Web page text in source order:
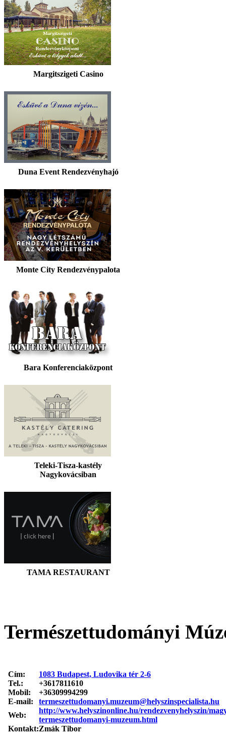
Margitszigeti Casino
Duna Event Rendezvényhajó
Monte City Rendezvénypalota
Bara Konferenciaközpont
Teleki-Tisza-kastély
Nagykovácsiban
TAMA RESTAURANT
Természettudományi
Cím:
1083 Budapest, Ludovika tér 2-6
Tel.:
+3617811610
Mobil:
+36309994299
E-mail:
termeszettudomanyi.muzeum@helyszinspecialista.hu
Web:
http://www.helyszinonline.hu/rendezvenyhelyszin/
termeszettudomanyi-muzeum.html
Kontakt:Zmák Tibor